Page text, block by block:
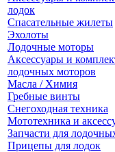
лодок
Спасательные жилеты
Эхолоты
Лодочные моторы
Аксессуары и
лодочных моторов
Масла / Химия
Гребные винты
Снегоходная техника
Мототехника и
Запчасти для
Прицепы для лодок